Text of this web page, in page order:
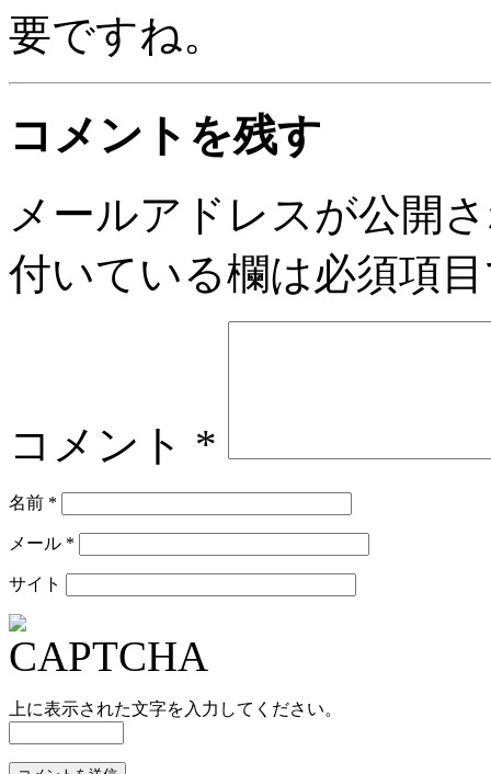
要ですね。
コメントを残す
メールアドレスが公開
付いている欄は必須項
コメント *
名前 *
メール *
サイト
上に表示された文字を入力してください。